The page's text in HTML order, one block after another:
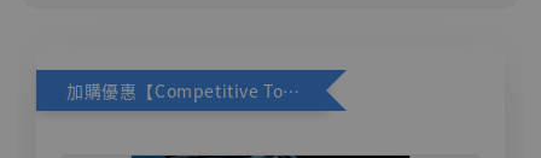
加購優惠【Competitive Toys 梅西 [CM001]】